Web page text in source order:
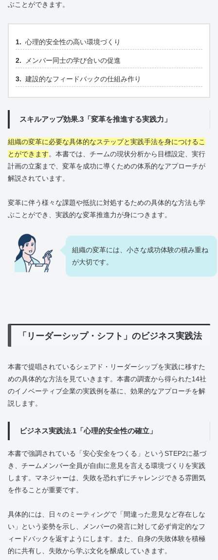
ぶことができます。
心理的安全性の高い環境づくり
メンバー同士の学び合いの促進
建設的なフィードバックの仕組み作り
スキルアップ効果.3「変革を推進する実践力」
組織の変革に必要な具体的なステップと実践手法を身につけるこ
とができます。本書では、チームの現状分析から目標設定、実行
計画の立案まで、変革を成功に導くための体系的なアプローチが
解説されています。
変革に伴う様々な課題や抵抗に対処するための具体的な方法も学
ぶことができ、実践的な変革推進力が身につきます。
組織の変革には、小さな成功体験の積み重ね
が大切です。
「リーダーシップ・シフト」のビジネス実践法
本書で提唱されているシェアド・リーダーシップを実践に移すた
めの具体的な方法を見ていきます。本書の調査から得られた14社
のイノベーティブ企業の実践例を基に、効果的なアプローチを解
説します。
ビジネス実践法.1「心理的安全性の確立」
本書で強調されている「安心安全をつくる」というSTEP2に基づ
き、チームメンバー全員が自由に意見を言える環境づくりを実践
します。マネジャーは、失敗を恐れずにチャレンジできる雰囲気
を作ることが重要です。
具体的には、日々のミーティングで「間違った意見など存在しな
い」という姿勢を示し、メンバーの発言に対して必ず肯定的なフ
ィードバックを返すようにします。また、自身の失敗体験を積極
的に共有し、失敗から学ぶ文化を醸成していきます。